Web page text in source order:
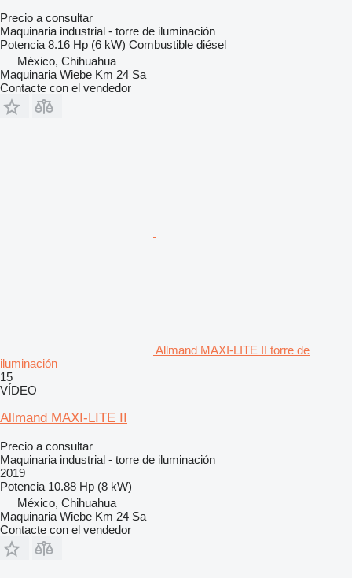
Precio a consultar
Maquinaria industrial - torre de iluminación
Potencia 8.16 Hp (6 kW) Combustible diésel
México, Chihuahua
Maquinaria Wiebe Km 24 Sa
Contacte con el vendedor
Allmand MAXI-LITE II torre de
iluminación
15
VÍDEO
Allmand MAXI-LITE II
Precio a consultar
Maquinaria industrial - torre de iluminación
2019
Potencia 10.88 Hp (8 kW)
México, Chihuahua
Maquinaria Wiebe Km 24 Sa
Contacte con el vendedor